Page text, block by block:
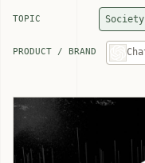
TOPIC Society
PRODUCT / BRAND